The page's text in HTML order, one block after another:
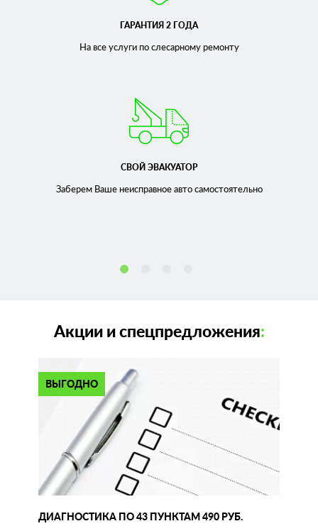
ГАРАНТИЯ 2 ГОДА
На все услуги по слесарномуремонту
СВОЙ ЭВАКУАТОР
Заберем Ваше неисправноеавто самостоятельно
Акции и спецпредложения:
ВЫГОДНО
ДИАГНОСТИКА ПО 43 ПУНКТАМ 490 РУБ.